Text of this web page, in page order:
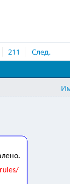
211
След.